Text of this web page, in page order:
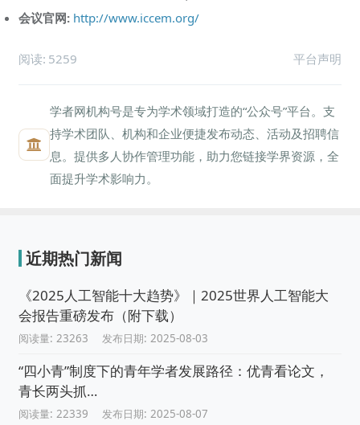
会议官网: http://www.iccem.org/
阅读: 5259 平台声明
学者网机构号是专为学术领域打造的“公众号”平台。支
持学术团队、机构和企业便捷发布动态、活动及招聘信
息。提供多人协作管理功能，助力您链接学界资源，全
面提升学术影响力。
近期热门新闻
《2025人工智能十大趋势》｜2025世界人工智能大
会报告重磅发布（附下载）
阅读量: 23263 发布日期: 2025-08-03
“四小青”制度下的青年学者发展路径：优青看论文，
青长两头抓…
阅读量: 22339 发布日期: 2025-08-07